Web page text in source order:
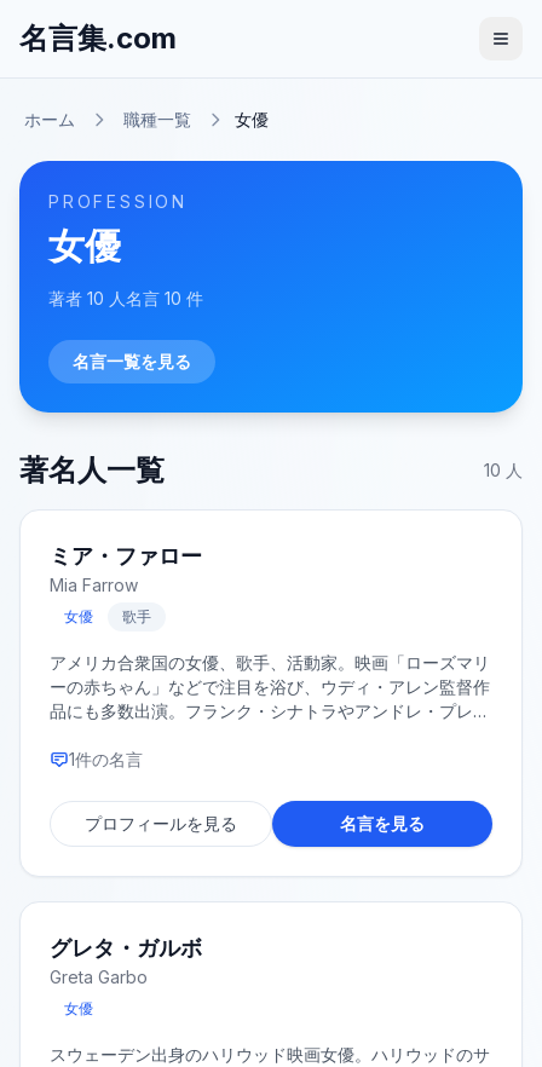
名言集.com
ホーム 職種一覧 女優
PROFESSION
女優
著者 10 人名言 10 件
名言一覧を見る
著名人一覧 10 人
ミア・ファロー
Mia Farrow
女優 歌手
アメリカ合衆国の女優、歌手、活動家。映画「ローズマリ
ーの赤ちゃん」などで注目を浴び、ウディ・アレン監督作
品にも多数出演。フランク・シナトラやアンドレ・プレヴ
ても知られる。2000年にはユニセフ親善大使に就任し、
伝『ミア・ファロー自伝 去りゆくものたち』を出版。
1件の名言
プロフィールを見る 名言を見る
グレタ・ガルボ
Greta Garbo
女優
スウェーデン出身のハリウッド映画女優。ハリウッドのサ